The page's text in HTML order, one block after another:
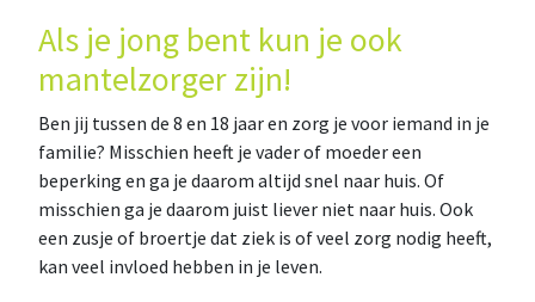
Als je jong bent kun je ook
mantelzorger zijn!
Ben jij tussen de 8 en 18 jaar en zorg je voor iemand in je
familie? Misschien heeft je vader of moeder een
beperking en ga je daarom altijd snel naar huis. Of
misschien ga je daarom juist liever niet naar huis. Ook
een zusje of broertje dat ziek is of veel zorg nodig heeft,
kan veel invloed hebben in je leven.